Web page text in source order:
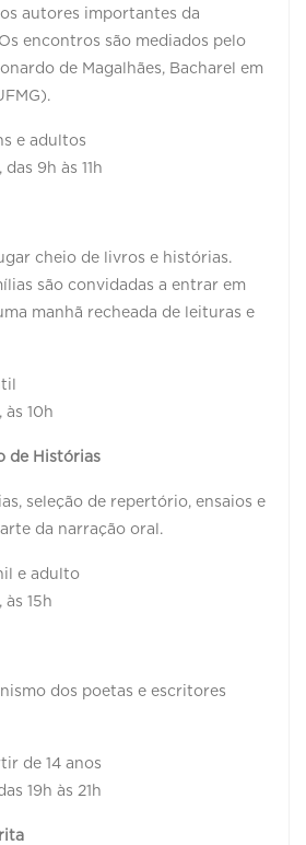
autores importantes da
encontros são mediados pelo
de Magalhães, Bacharel em
e adultos
9h às 11h
cheio de livros e histórias.
são convidadas a entrar em
manhã recheada de leituras e
às 10h
de Histórias
seleção de repertório, ensaios e
da narração oral.
e adulto
às 15h
dos poetas e escritores
de 14 anos
19h às 21h